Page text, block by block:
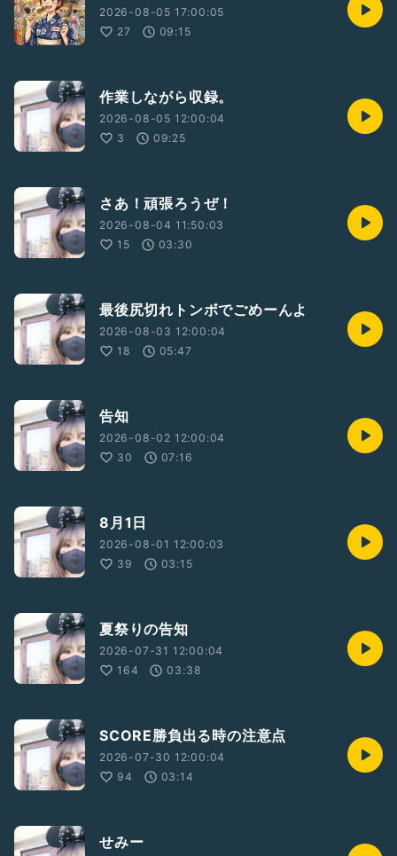
2026-08-05 17:00:05
27
09:15
作業しながら収録。
2026-08-05 12:00:04
3
09:25
さあ！頑張ろうぜ！
2026-08-04 11:50:03
15
03:30
最後尻切れトンボでごめーんよ
2026-08-03 12:00:04
18
05:47
告知
2026-08-02 12:00:04
30
07:16
8月1日
2026-08-01 12:00:03
39
03:15
夏祭りの告知
2026-07-31 12:00:04
164
03:38
SCORE勝負出る時の注意点
2026-07-30 12:00:04
94
03:14
せみー